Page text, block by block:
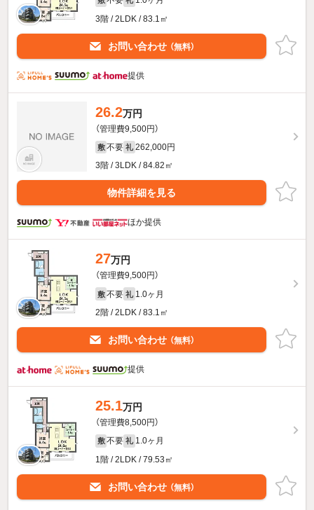
3階 / 2LDK / 83.1㎡
お問い合わせ （無料）
提供
26.2万円
（管理費9,500円）
敷 不要 礼 262,000円
3階 / 3LDK / 84.82㎡
物件詳細を見る
ほか提供
27万円
（管理費9,500円）
敷 不要 礼 1.0ヶ月
2階 / 2LDK / 83.1㎡
お問い合わせ （無料）
提供
25.1万円
（管理費8,500円）
敷 不要 礼 1.0ヶ月
1階 / 2LDK / 79.53㎡
お問い合わせ （無料）